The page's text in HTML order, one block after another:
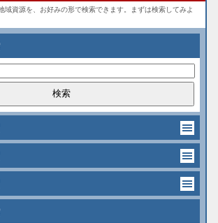
域資源を、お好みの形で検索できます。まずは検索してみよ